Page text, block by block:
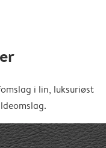
i lin, luksuriøst